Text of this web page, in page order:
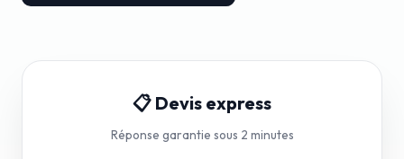
📋 Devis express
Réponse garantie sous 2 minutes